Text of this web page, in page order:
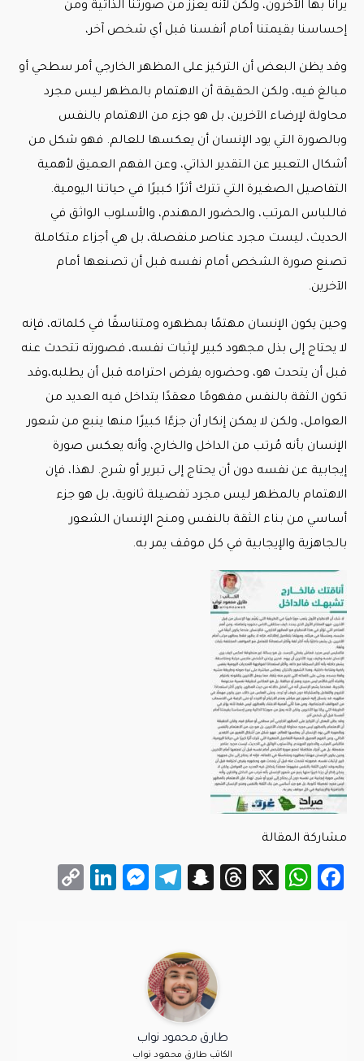
يرانا بها الآخرون، ولكن لأنه يعزز من صورتنا الذاتية ومن
إحساسنا بقيمتنا أمام أنفسنا قبل أي شخص آخر،
وقد يظن البعض أن التركيز على المظهر الخارجي أمر سطحي أو
مبالغ فيه، ولكن الحقيقة أن الاهتمام بالمظهر ليس مجرد
محاولة لإرضاء الآخرين، بل هو جزء من الاهتمام بالنفس
وبالصورة التي يود الإنسان أن يعكسها للعالم. فهو شكل من
أشكال التعبير عن التقدير الذاتي، وعن الفهم العميق لأهمية
التفاصيل الصغيرة التي تترك أثرًا كبيرًا في حياتنا اليومية.
فاللباس المرتب، والحضور المهندم، والأسلوب الواثق في
الحديث، ليست مجرد عناصر منفصلة، بل هي أجزاء متكاملة
تصنع صورة الشخص أمام نفسه قبل أن تصنعها أمام
الآخرين.
وحين يكون الإنسان مهتمًا بمظهره ومتناسقًا في كلماته، فإنه
لا يحتاج إلى بذل مجهود كبير لإثبات نفسه، فصورته تتحدث عنه
قبل أن يتحدث هو، وحضوره يفرض احترامه قبل أن يطلبه،وقد
تكون الثقة بالنفس مفهومًا معقدًا يتداخل فيه العديد من
العوامل، ولكن لا يمكن إنكار أن جزءًا كبيرًا منها ينبع من شعور
الإنسان بأنه مُرتب من الداخل والخارج، وأنه يعكس صورة
إيجابية عن نفسه دون أن يحتاج إلى تبرير أو شرح. لهذا، فإن
الاهتمام بالمظهر ليس مجرد تفصيلة ثانوية، بل هو جزء
أساسي من بناء الثقة بالنفس ومنح الإنسان الشعور
بالجاهزية والإيجابية في كل موقف يمر به.
مشاركة المقالة
Facebook
WhatsApp
X
Threads
Snapchat
Telegram
Messenger
طارق محمود نواب
الكاتب طارق محمود نواب